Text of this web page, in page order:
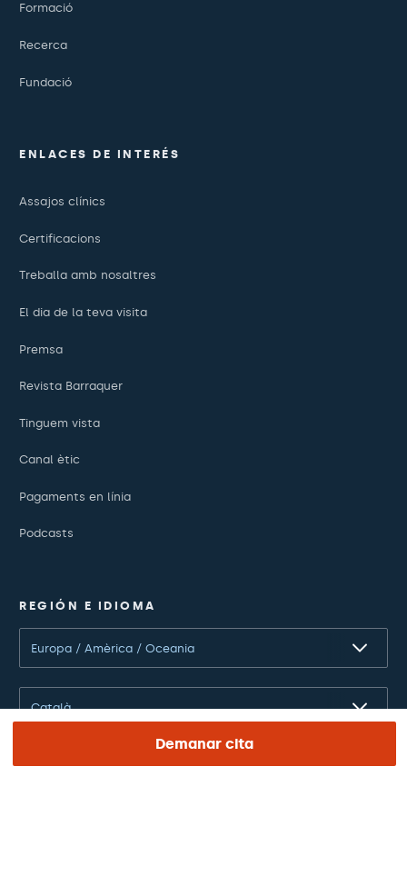
Demanar cita
Formació
Recerca
Fundació
ENLACES DE INTERÉS
Assajos clínics
Certificacions
Treballa amb nosaltres
El dia de la teva visita
Premsa
Revista Barraquer
Tinguem vista
Canal ètic
Pagaments en línia
Podcasts
REGIÓN E IDIOMA
Europa / Amèrica / Oceania
Català